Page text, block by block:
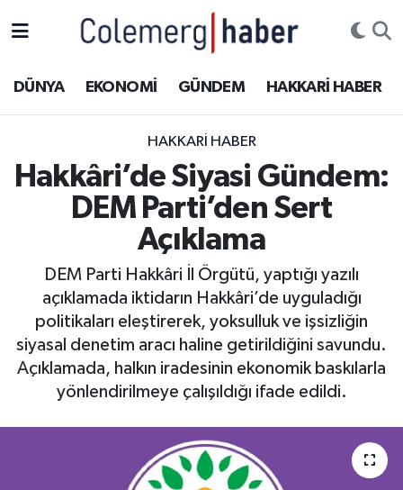
DÜNYA EKONOMİ GÜNDEM HAKKARİ HABER
HAKKARI HABER
Hakkâri’de Siyasi Gündem:
DEM Parti’den Sert
Açıklama
DEM Parti Hakkâri İl Örgütü, yaptığı yazılı
açıklamada iktidarın Hakkâri’de uyguladığı
politikaları eleştirerek, yoksulluk ve işsizliğin
siyasal denetim aracı haline getirildiğini savundu.
Açıklamada, halkın iradesinin ekonomik baskılarla
yönlendirilmeye çalışıldığı ifade edildi.
ASAYİŞ
DOĞA
EĞİTİM
EKONOMİ
GÜNDEM
İLGİNÇ HABERLER
Hakkâri Hava Durumu
Hakkari Namaz Vakitleri
Hakkâri Trafik Yoğunluk Haritası
Süper Lig Puan Durumu ve Fikstür
Tüm Manşetler
Son Dakika Haberleri
Haber Arşivi